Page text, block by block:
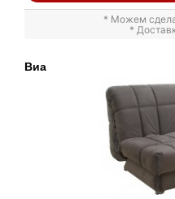
* Можем
*
Виа